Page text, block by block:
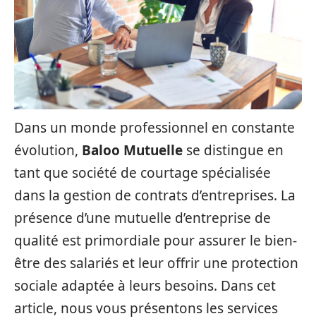
Dans un monde professionnel en constante
évolution, Baloo Mutuelle se distingue en
tant que société de courtage spécialisée
dans la gestion de contrats d’entreprises. La
présence d’une mutuelle d’entreprise de
qualité est primordiale pour assurer le bien-
être des salariés et leur offrir une protection
sociale adaptée à leurs besoins. Dans cet
article, nous vous présentons les services